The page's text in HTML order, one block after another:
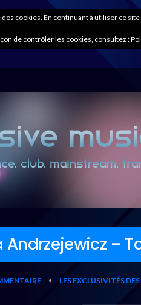
Andrzejewicz –
• LES EXCLUSIVITÉS
cookies. En continuant à utiliser ce
de contrôler les cookies, consultez :